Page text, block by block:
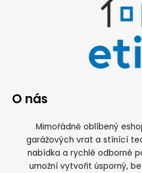
O nás
Mimořádně oblíbený
garážových vrat a stínící
nabídka a rychlé odborné
umožní vytvořit úsporný,